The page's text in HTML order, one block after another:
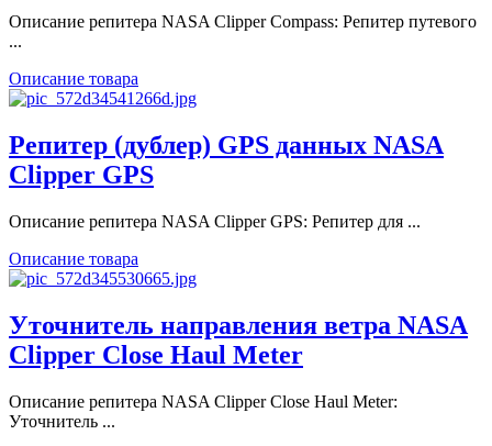
Описание репитера NASA Clipper Compass: Репитер путевого
...
Описание товара
Репитер (дублер) GPS данных NASA
Clipper GPS
Описание репитера NASA Clipper GPS: Репитер для ...
Описание товара
Уточнитель направления ветра NASA
Clipper Close Haul Meter
Описание репитера NASA Clipper Close Haul Meter:
Уточнитель ...